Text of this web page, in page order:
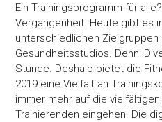
Ein Trainingsprogramm für
Vergangenheit. Heute gibt es
unterschiedlichen Zielgruppen
Gesundheitsstudios. Denn:
Stunde. Deshalb bietet die
2019 eine Vielfalt an
immer mehr auf die
Trainierenden eingehen. Die